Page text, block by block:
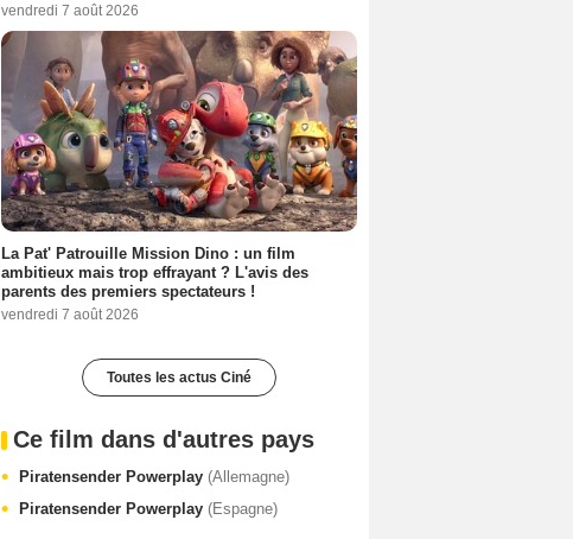
vendredi 7 août 2026
La Pat' Patrouille Mission Dino : un film
ambitieux mais trop effrayant ? L'avis des
parents des premiers spectateurs !
vendredi 7 août 2026
Toutes les actus Ciné
Ce film dans d'autres pays
Piratensender Powerplay (Allemagne)
Piratensender Powerplay (Espagne)